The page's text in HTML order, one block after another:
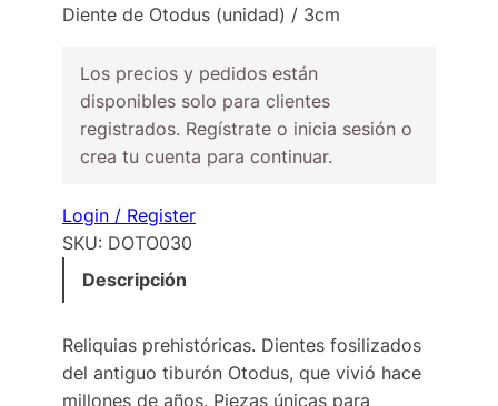
Diente de Otodus (unidad) / 3cm
Los precios y pedidos están
disponibles solo para clientes
registrados. Regístrate o inicia sesión o
crea tu cuenta para continuar.
Login / Register
SKU: DOTO030
Descripción
Reliquias prehistóricas. Dientes fosilizados
del antiguo tiburón Otodus, que vivió hace
millones de años. Piezas únicas para